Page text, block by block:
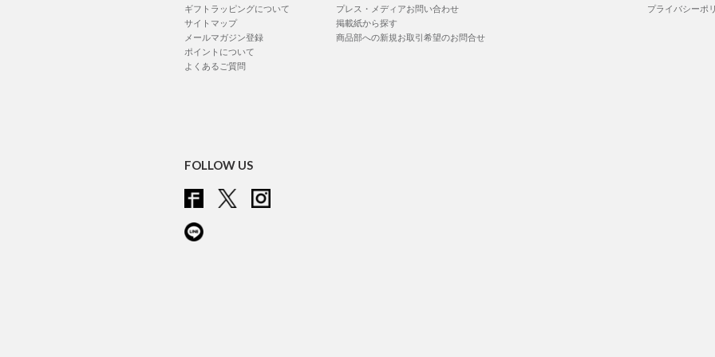
ギフトラッピングについて
サイトマップ
メールマガジン登録
ポイントについて
よくあるご質問
プレス・メディアお問い合わせ
掲載紙から探す
商品部への新規お取引希望のお問合せ
プライバシーポ
FOLLOW US